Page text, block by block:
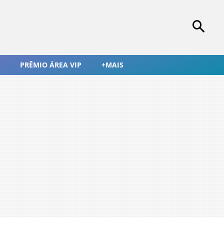
PRÊMIO ÁREA VIP +MAIS